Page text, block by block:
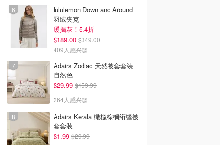
lululemon Down and Around
羽绒夹克
暖揭灰！5.4折
$189.00 $349.00
409人感兴趣
Adairs Zodiac 天然被套套装
自然色
$29.99 $159.99
264人感兴趣
Adairs Kerala 橄榄棕榈绗缝被
套套装
$1.99 $29.99